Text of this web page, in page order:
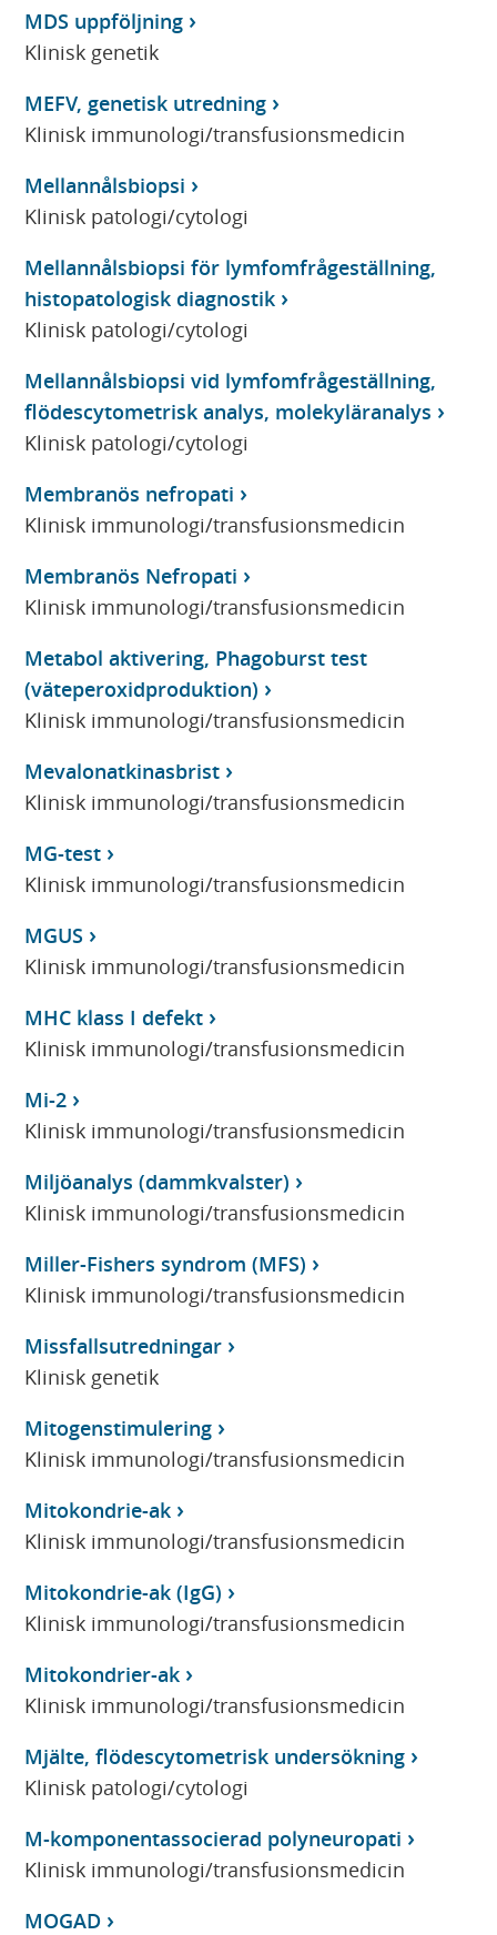
MDS uppföljning
Klinisk genetik
MEFV, genetisk utredning
Klinisk immunologi/transfusionsmedicin
Mellannålsbiopsi
Klinisk patologi/cytologi
Mellannålsbiopsi för lymfomfrågeställning,
histopatologisk diagnostik
Klinisk patologi/cytologi
Mellannålsbiopsi vid lymfomfrågeställning,
flödescytometrisk analys, molekyläranalys
Klinisk patologi/cytologi
Membranös nefropati
Klinisk immunologi/transfusionsmedicin
Membranös Nefropati
Klinisk immunologi/transfusionsmedicin
Metabol aktivering, Phagoburst test
(väteperoxidproduktion)
Klinisk immunologi/transfusionsmedicin
Mevalonatkinasbrist
Klinisk immunologi/transfusionsmedicin
MG-test
Klinisk immunologi/transfusionsmedicin
MGUS
Klinisk immunologi/transfusionsmedicin
MHC klass I defekt
Klinisk immunologi/transfusionsmedicin
Mi-2
Klinisk immunologi/transfusionsmedicin
Miljöanalys (dammkvalster)
Klinisk immunologi/transfusionsmedicin
Miller-Fishers syndrom (MFS)
Klinisk immunologi/transfusionsmedicin
Missfallsutredningar
Klinisk genetik
Mitogenstimulering
Klinisk immunologi/transfusionsmedicin
Mitokondrie-ak
Klinisk immunologi/transfusionsmedicin
Mitokondrie-ak (IgG)
Klinisk immunologi/transfusionsmedicin
Mitokondrier-ak
Klinisk immunologi/transfusionsmedicin
Mjälte, flödescytometrisk undersökning
Klinisk patologi/cytologi
M-komponentassocierad polyneuropati
Klinisk immunologi/transfusionsmedicin
MOGAD